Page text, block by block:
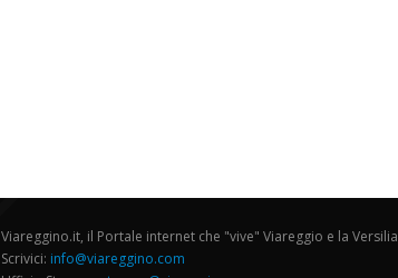
Viareggino.it, il Portale internet che "vive" Viareggio e la Versilia
Scrivici: info@viareggino.com